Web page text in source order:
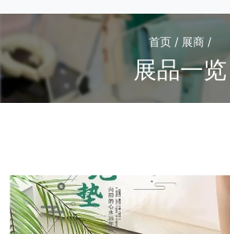
首页 / 展商 /
展品一览